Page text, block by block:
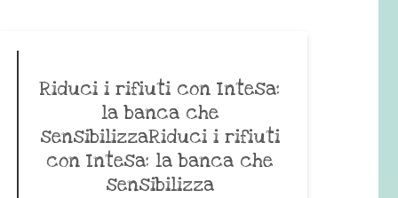
Riduci i rifiuti con Intesa:
la banca che
sensibilizzaRiduci i rifiuti
con Intesa: la banca che
sensibilizza